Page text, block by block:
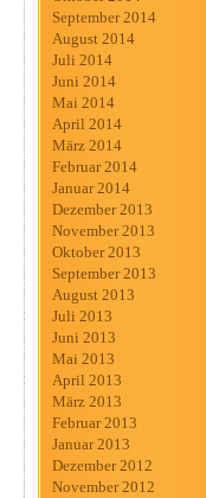
September 2014
August 2014
Juli 2014
Juni 2014
Mai 2014
April 2014
März 2014
Februar 2014
Januar 2014
Dezember 2013
November 2013
Oktober 2013
September 2013
August 2013
Juli 2013
Juni 2013
Mai 2013
April 2013
März 2013
Februar 2013
Januar 2013
Dezember 2012
November 2012